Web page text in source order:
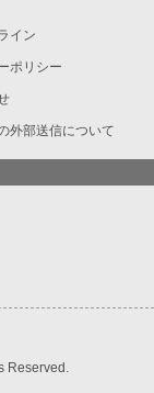
イン
ポリシー
外部送信について
Reserved.